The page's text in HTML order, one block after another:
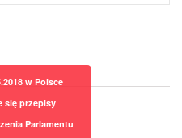
w Polsce
się przepisy
Parlamentu